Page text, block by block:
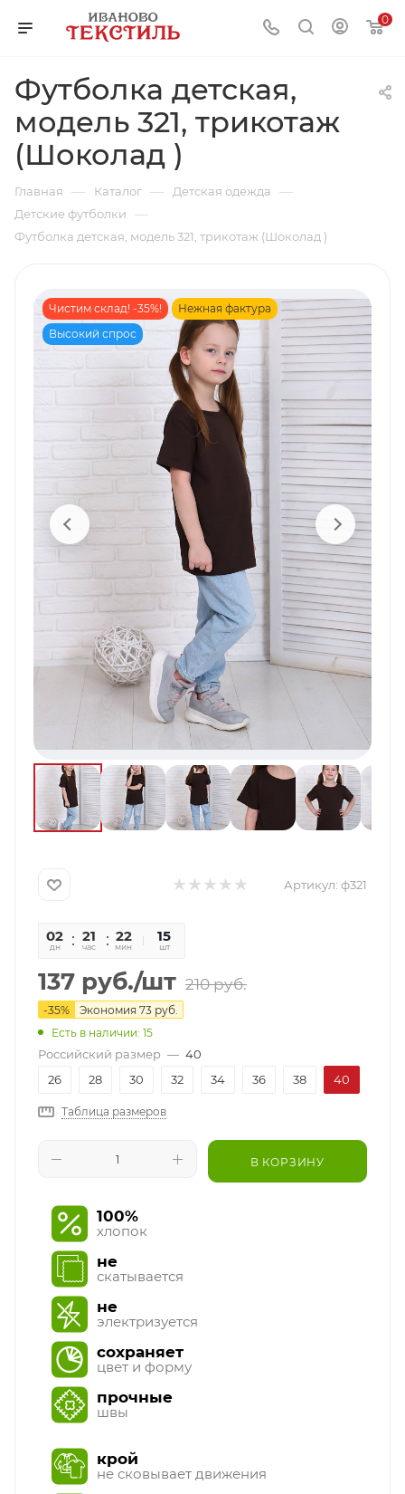
0
Футболка детская,
модель 321, трикотаж
(Шоколад )
Главная — Каталог — Детская одежда —
Детские футболки —
Футболка детская, модель 321, трикотаж (Шоколад )
Чистим склад! -35%!
Нежная фактура
Высокий спрос
Артикул: ф321
02
дн
21
час
22
мин
07
сек
15
шт
137 руб./шт 210руб.
-35% Экономия 73 руб.
Есть в наличии: 15
Российский размер — 40
26
28 30 32 34 36 38 40
Таблица размеров
В КОРЗИНУ
100%
хлопок
не
скатывается
не
электризуется
сохраняет
цвет и форму
прочные
швы
крой
не сковывает движения